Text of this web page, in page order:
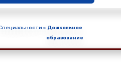
» Дошкольное
образование